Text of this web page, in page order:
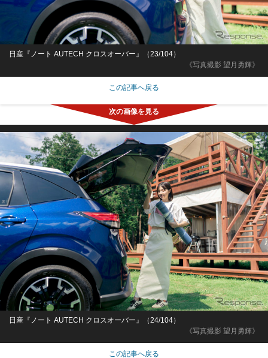
《写真撮影 望月勇輝》
日産『ノート AUTECH クロスオーバー』（23/104）
この記事へ戻る
《写真撮影 望月勇輝》
日産『ノート AUTECH クロスオーバー』（24/104）
この記事へ戻る